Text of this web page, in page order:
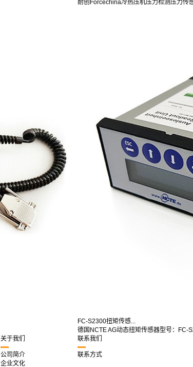
耐创Forcechina冷热压机压力检测压力传
FC-S2300扭矩传感...
德国NCTE AG动态扭矩传感器型号：FC-
关于我们
公司简介
企业文化
联系我们
联系方式